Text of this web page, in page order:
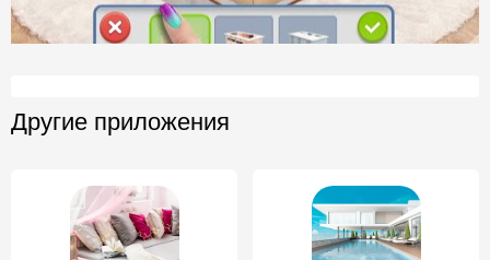
Другие приложения